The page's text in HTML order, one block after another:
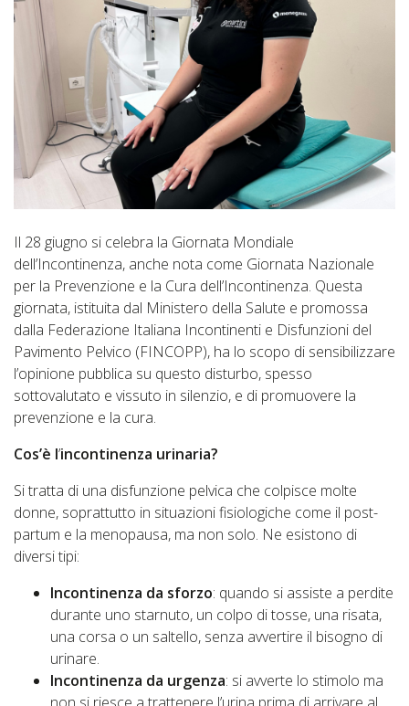
Il 28 giugno si celebra la Giornata Mondiale
dell’Incontinenza, anche nota come Giornata Nazionale
per la Prevenzione e la Cura dell’Incontinenza. Questa
giornata, istituita dal Ministero della Salute e promossa
dalla Federazione Italiana Incontinenti e Disfunzioni del
Pavimento Pelvico (FINCOPP), ha lo scopo di sensibilizzare
l’opinione pubblica su questo disturbo, spesso
sottovalutato e vissuto in silenzio, e di promuovere la
prevenzione e la cura.
Cos’è l’incontinenza urinaria?
Si tratta di una disfunzione pelvica che colpisce molte
donne, soprattutto in situazioni fisiologiche come il post-
partum e la menopausa, ma non solo. Ne esistono di
diversi tipi:
Incontinenza da sforzo: quando si assiste a perdite
durante uno starnuto, un colpo di tosse, una risata,
una corsa o un saltello, senza avvertire il bisogno di
urinare.
Incontinenza da urgenza: si avverte lo stimolo ma